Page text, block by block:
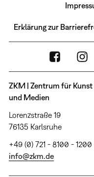
Erklärung zur
ZKM | Zentrum für Kunst
und Medien
Lorenzstraße 19
76135 Karlsruhe
+49 (0) 721 - 8100 - 1200
info@zkm.de